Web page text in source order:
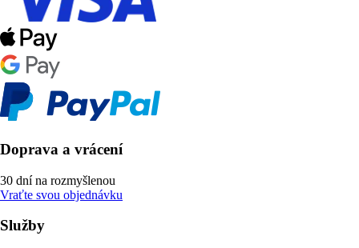
Doprava a vrácení
30 dní na rozmyšlenou
Vraťte svou objednávku
Služby